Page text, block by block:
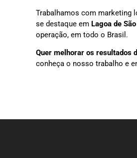
Trabalhamos com marketing
se destaque em Lagoa de
operação, em todo o Brasil.
Quer melhorar os resultados
conheça o nosso trabalho e